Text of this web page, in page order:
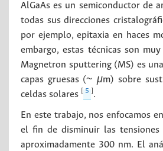
AlGaAs es un semiconductor de
todas sus direcciones
por ejemplo, epitaxia en haces
embargo, estas técnicas son
Magnetron sputtering (MS) es
capas gruesas (~μm) sobre
celdas solares
5 .
En este trabajo, nos enfocamos
el fin de disminuir las tensiones
aproximadamente 300 nm. El